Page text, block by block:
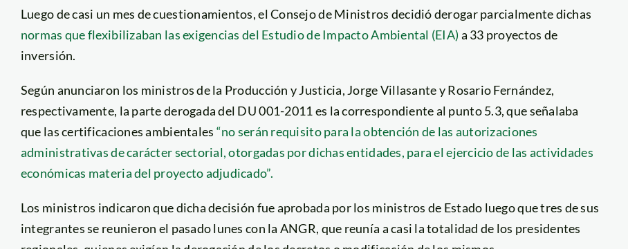
Luego de casi un mes de cuestionamientos, el Consejo de Ministros decidió derogar parcialmente dichas
normas que flexibilizaban las exigencias del Estudio de Impacto Ambiental (EIA) a 33 proyectos de
inversión.
Según anunciaron los ministros de la Producción y Justicia, Jorge Villasante y Rosario Fernández,
respectivamente, la parte derogada del DU 001-2011 es la correspondiente al punto 5.3, que señalaba
que las certificaciones ambientales “no serán requisito para la obtención de las autorizaciones
administrativas de carácter sectorial, otorgadas por dichas entidades, para el ejercicio de las actividades
económicas materia del proyecto adjudicado”.
Los ministros indicaron que dicha decisión fue aprobada por los ministros de Estado luego que tres de sus
integrantes se reunieron el pasado lunes con la ANGR, que reunía a casi la totalidad de los presidentes